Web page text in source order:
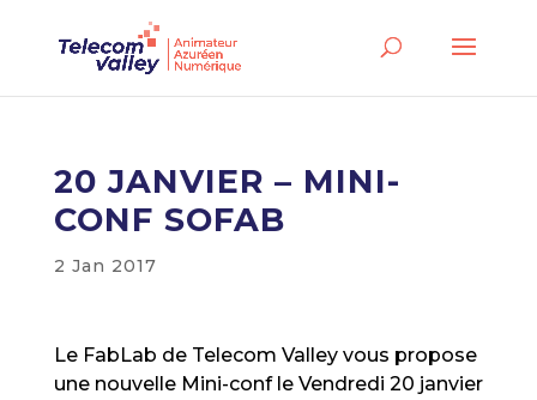
20 JANVIER – MINI-
CONF SOFAB
2 Jan 2017
Le FabLab de Telecom Valley vous propose
une nouvelle Mini-conf le Vendredi 20 janvier